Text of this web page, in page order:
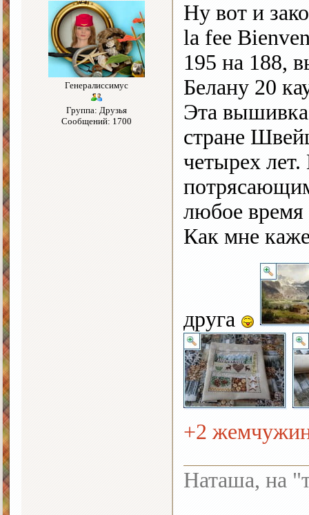
Генералиссимус
Группа: Друзья
Сообщений: 1700
Ну вот и
la fee
195 на 188,
Белану 20
Эта вышивка
стране
четырех
любое время
Как мне
друга
+2
Наташа, на